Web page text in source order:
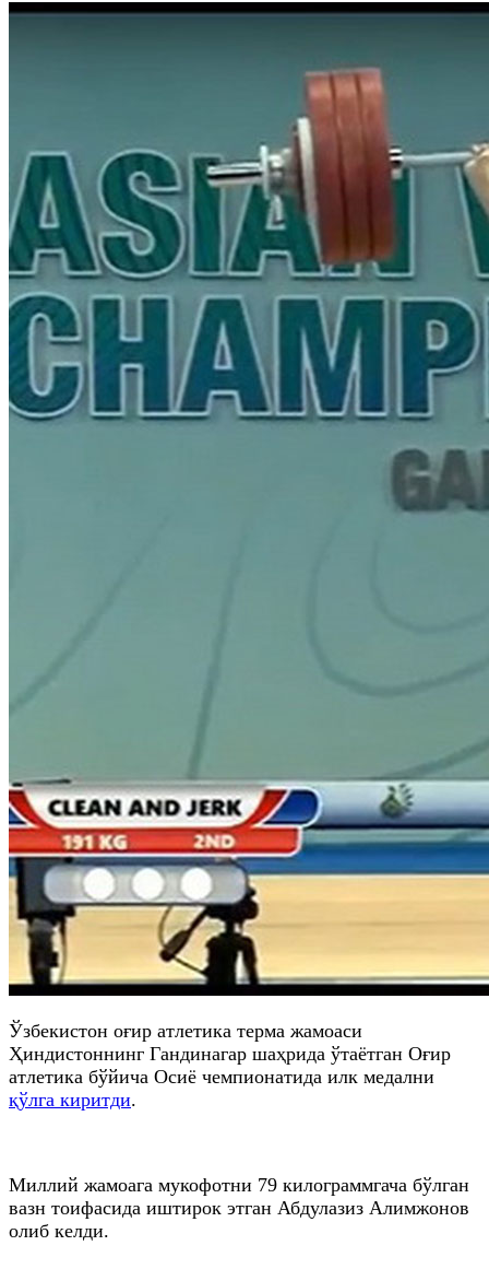
Ўзбекистон оғир атлетика терма жамоаси
Ҳиндистоннинг Гандинагар шаҳрида ўтаётган Оғир
атлетика бўйича Осиё чемпионатида илк медални
қўлга киритди.
Миллий жамоага мукофотни 79 килограммгача бўлган
вазн тоифасида иштирок этган Абдулазиз Алимжонов
олиб келди.